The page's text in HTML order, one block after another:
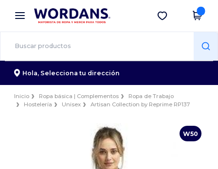
× App de Wordans
¡Mejores precios en app!
Descargar app
Hola, Selecciona tu dirección
Inicio Ropa básica | Complementos
Ropa de Trabajo
Hostelería
Unisex Artisan Collection by Reprime RP137
W50